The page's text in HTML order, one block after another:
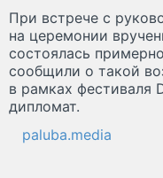
При встрече с
на церемонии
состоялась
сообщили о такой
в рамках фестиваля
дипломат.
paluba.media